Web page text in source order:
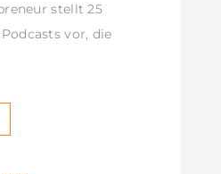
stellt 25
vor, die